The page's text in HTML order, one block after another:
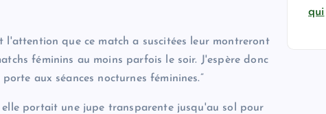
l'attention que ce match a suscitées leur montreront
féminins au moins parfois le soir. J'espère donc
aux séances nocturnes féminines.”
portait une jupe transparente jusqu'au sol pour
qui